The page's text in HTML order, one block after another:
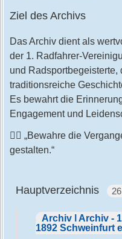
Ziel des Archivs
Das Archiv dient als
der 1. Radfahrer-
und Radsportbegeisterte,
traditionsreiche
Es bewahrt die
Engagement und
🚴‍♂️ „Bewahre die
gestalten.“
Hauptverzeichnis
Archiv | Archiv -
1892 Schweinfurt